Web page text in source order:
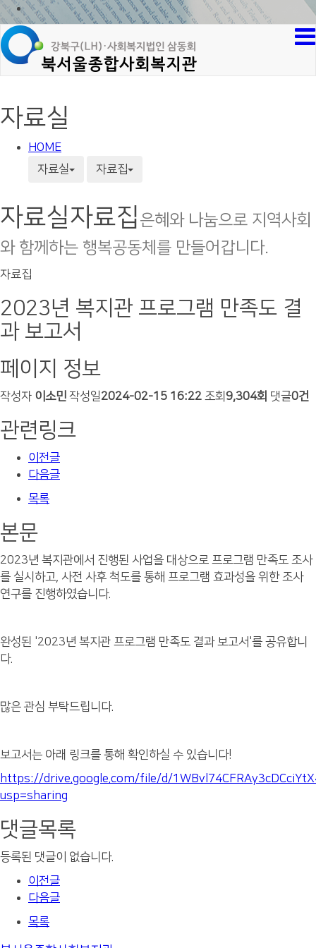
자료실
HOME
자료실
자료집
자료실자료집은혜와 나눔으로 지역사회
와 함께하는 행복공동체를 만들어갑니다.
자료집
2023년 복지관 프로그램 만족도 결
과 보고서
페이지 정보
작성자 이소민 작성일2024-02-15 16:22 조회 9,304회 댓글0건
관련링크
이전글
다음글
목록
본문
2023년 복지관에서 진행된 사업을 대상으로 프로그램 만족도 조사
를 실시하고, 사전 사후 척도를 통해 프로그램 효과성을 위한 조사
연구를 진행하였습니다.
완성된 '2023년 복지관 프로그램 만족도 결과 보고서'를 공유합니
다.
많은 관심 부탁드립니다.
보고서는 아래 링크를 통해 확인하실 수 있습니다!
https://drive.google.com/file/d/
usp=sharing
댓글목록
등록된 댓글이 없습니다.
이전글
다음글
목록